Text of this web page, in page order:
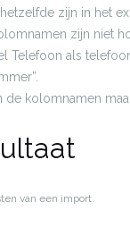
hetzelfde zijn in het
zijn niet
Telefoon als
de kolomnamen
van een import.